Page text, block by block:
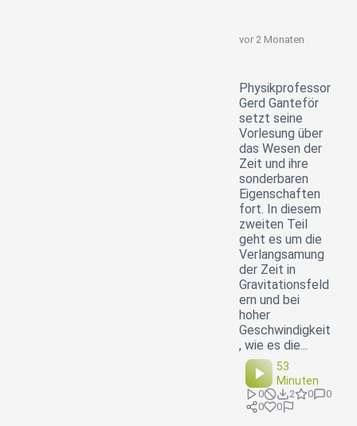
vor 2 Monaten
Physikprofessor
Gerd Ganteför
setzt seine
Vorlesung über
das Wesen der
Zeit und ihre
sonderbaren
Eigenschaften
fort. In diesem
zweiten Teil
geht es um die
Verlangsamung
der Zeit in
Gravitationsfeld
ern und bei
hoher
Geschwindigkeit
, wie es die...
53
Minuten
0 2 0
0
0
0